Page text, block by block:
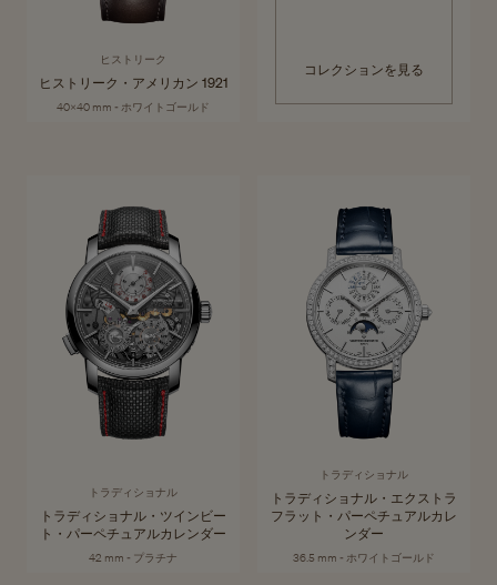
ヒストリーク
ヒストリーク・アメリカン 1921
40x40 mm - ホワイトゴールド
コレクションを見る
トラディショナル
何世紀にもわたり、ヴァシュロン・コンスタンタンが貢献し続けてきた
ジュネーブの時計製造。その偉大なる伝統が「トラディショナル」コレ
クションに受け継がれています。歴史的なノウハウが各ピースの中で鮮
やかに蘇り、高度な技術と最高峰の職人技を今に伝えます。
コレクションを見る
トラディショナル
トラディショナル・ツインビー
ト・パーペチュアルカレンダー
42 mm - プラチナ
トラディショナル
トラディショナル・エクストラ
フラット・パーペチュアルカレ
ンダー
36.5 mm - ホワイトゴールド